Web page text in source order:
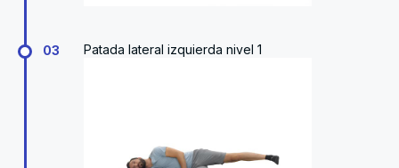
03 Patada lateral izquierda nivel 1